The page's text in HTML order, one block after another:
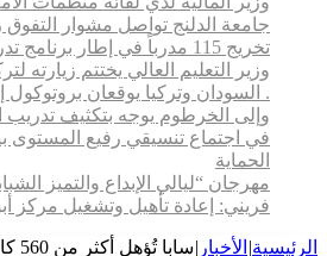
جامعة الدلنج تواصل مشوار
تخريج 115 مدرباً في إطار برنامج تدريب المدربين بمحلية جبل أولياء
وزير التعليم العالي يختتم زيارته
. السودان وتركيا يوقعان بروتوكول إنشاء
وإلى الخرطوم يوجه بتكثيف تدريب
في اجتماع تنسيقي رفيع المستوى
الحماية
مهرجان “ليالي الإبداع والتميز
فريني: إعادة تأهيل وتشغيل مركز
الرئيسية| الأخبار |سابا تُؤهل أكثر من 560 كادرًا صحيًا في ولايات السودان